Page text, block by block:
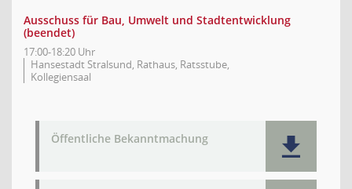
Ausschuss für Bau, Umwelt und Stadtentwicklung
(beendet)
17:00-18:20 Uhr
Hansestadt Stralsund, Rathaus, Ratsstube,
Kollegiensaal
Öffentliche Bekanntmachung